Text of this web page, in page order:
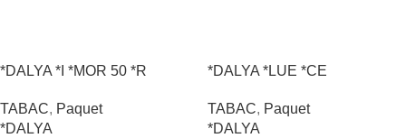
*DALYA *I *MOR 50 *R
TABAC, Paquet
*DALYA
*DALYA *LUE *CE
TABAC, Paquet
*DALYA